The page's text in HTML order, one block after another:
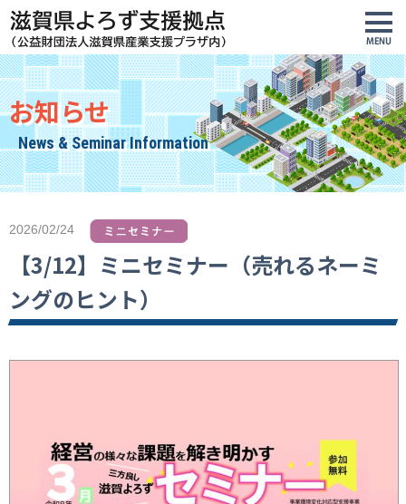
お知らせ
News & Seminar Information
2026/02/24
【3/12】ミニセミナー（売れるネーミ
ングのヒント）